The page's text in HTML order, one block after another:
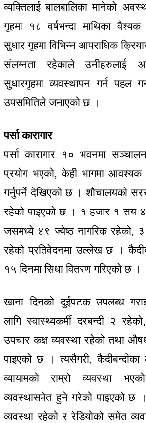
व्यक्तिलाई बालबालिका मानेको
गृहमा १८ वर्षभन्दा माथिका
सुधार गृहमा विभिन्न आपराधिक
संलग्नता रहेकाले उनीहरुलाई
सुधारगृहमा व्यवस्थापन गर्न पहल
उपसमितिले जनाएको छ ।
पर्सा कारागार
पर्सा कारागार १० भवनमा
प्रयोग भएको, केही भागमा आवश्यक
गर्नुपर्ने देखिएको छ । शौचालयको
रहेको पाइएको छ । १ हजार १ सय
जसमध्ये ४९ ज्येष्ठ नागरिक रहेको,
रहेको प्रतिवेदनमा उल्लेख छ ।
१५ दिनमा सिधा वितरण गरिएको छ ।
खाना दिनको दुईपटक उपलब्ध
लागि स्वास्थ्यकर्मी दरबन्दी २
उपचार कक्ष व्यवस्था रहेको तथा
पाइएको छ । त्यसैगरी,
व्यायामको राम्रो व्यवस्था
व्यवस्थासमेत हुने गरेको पाइएको छ
व्यवस्था रहेको र रेडियोको समेत